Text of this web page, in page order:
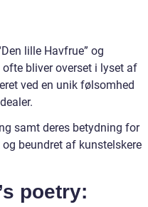
lille Havfrue” og
bliver overset i lyset af
ved en unik følsomhed
samt deres betydning for
beundret af kunstelskere
poetry: